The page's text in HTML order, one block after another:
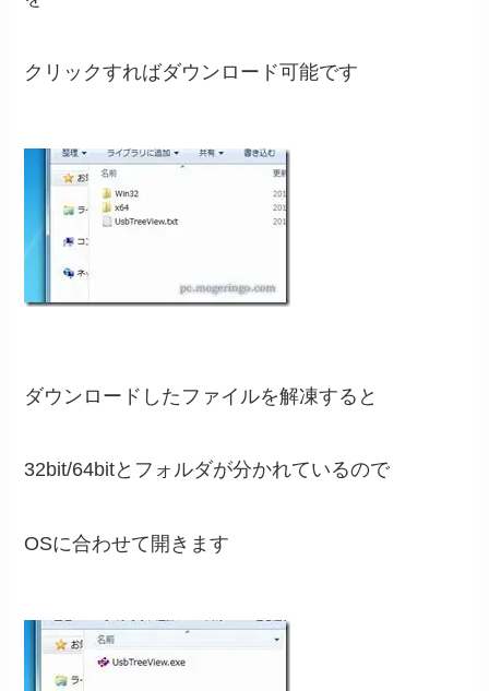
クリックすればダウンロード可能です
ダウンロードしたファイルを解凍すると
32bit/64bitとフォルダが分かれているので
OSに合わせて開きます